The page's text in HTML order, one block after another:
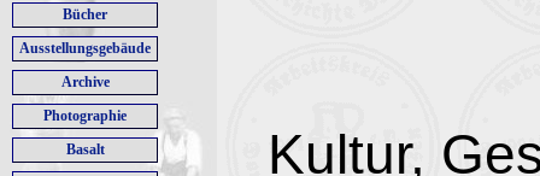
Bücher
Ausstellungsgebäude
Archive
Photographie
Basalt
Kultur,